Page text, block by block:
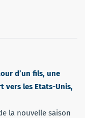
d’un fils, une
vers les Etats-Unis,
la nouvelle saison